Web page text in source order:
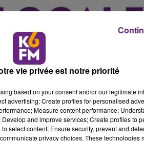
avec les syndicats pour
CGT, inquiets, se
de Quetigny.
de Carrefour France
vie privée est notre priorité
based on your consent and/or our legitimate
advertising; Create profiles for personalised
Measure content performance;
and improve services; Create profiles to
select content; Ensure security, prevent and
privacy choices. These technologies